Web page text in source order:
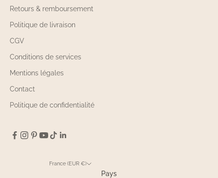
Retours & remboursement
Politique de livraison
CGV
Conditions de services
Mentions légales
Contact
Politique de confidentialité
France (EUR €)
Pays